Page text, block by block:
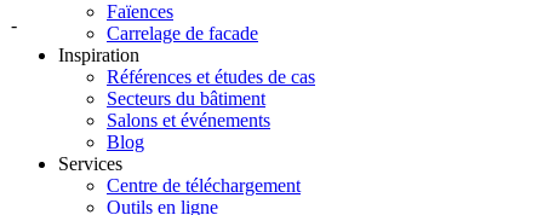
-
Faïences
Carrelage de facade
Inspiration
Références et études de cas
Secteurs du bâtiment
Salons et événements
Blog
Services
Centre de téléchargement
Outils en ligne